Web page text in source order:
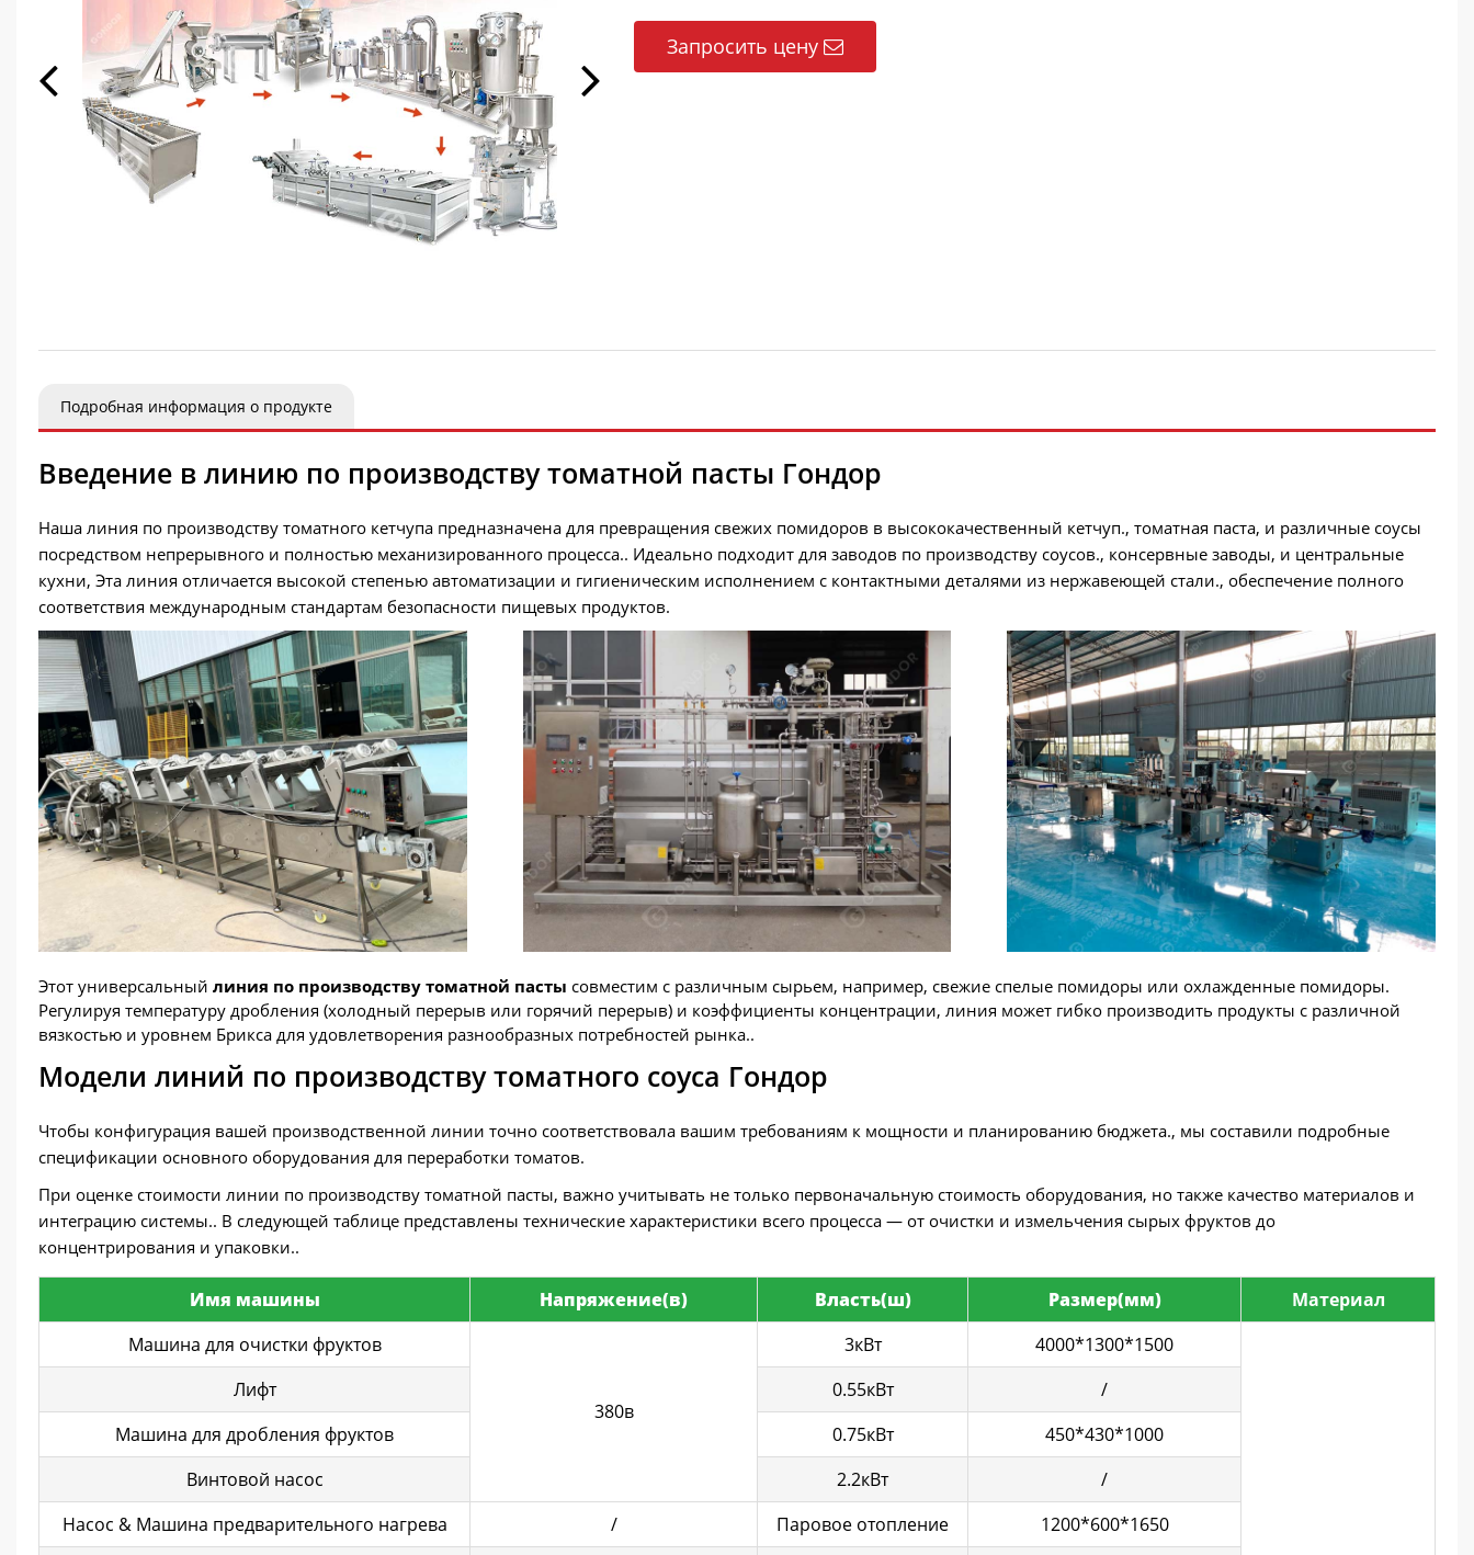
Запросить цену
Подробная информация о продукте
Введение в линию по производству томатной пасты Гондор
Наша линия по производству томатного кетчупа предназначена для превращения свежих помидоров в высококачественный кетчуп., томатная паста, и различные соусы
посредством непрерывного и полностью механизированного процесса.. Идеально подходит для заводов по производству соусов., консервные заводы, и центральные
кухни, Эта линия отличается высокой степенью автоматизации и гигиеническим исполнением с контактными деталями из нержавеющей стали., обеспечение полного
соответствия международным стандартам безопасности пищевых продуктов.
Этот универсальный линия по производству томатной пасты совместим с различным сырьем, например, свежие спелые помидоры или охлажденные помидоры.
Регулируя температуру дробления (холодный перерыв или горячий перерыв) и коэффициенты концентрации, линия может гибко производить продукты с различной
вязкостью и уровнем Брикса для удовлетворения разнообразных потребностей рынка..
Модели линий по производству томатного соуса Гондор
Чтобы конфигурация вашей производственной линии точно соответствовала вашим требованиям к мощности и планированию бюджета., мы составили подробные
спецификации основного оборудования для переработки томатов.
При оценке стоимости линии по производству томатной пасты, важно учитывать не только первоначальную стоимость оборудования, но также качество материалов и
интеграцию системы.. В следующей таблице представлены технические характеристики всего процесса — от очистки и измельчения сырых фруктов до
концентрирования и упаковки..
Имя машины Напряжение(в) Власть(ш) Размер(мм)
Материал
Машина для очистки фруктов
380в
3кВт 4000*1300*1500
Лифт 0.55кВт
/
Машина для дробления фруктов
0.75кВт
450*430*1000
Винтовой насос
2.2кВт
/
Насос & Машина предварительного нагрева
/ Паровое отопление
1200*600*1650